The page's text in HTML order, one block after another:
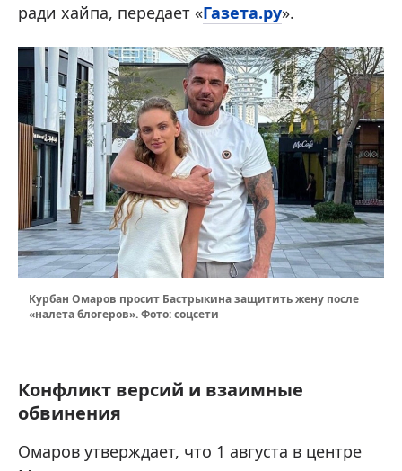
ради хайпа, передает «Газета.ру».
Курбан Омаров просит Бастрыкина защитить жену после
«налета блогеров». Фото: соцсети
Конфликт версий и взаимные
обвинения
Омаров утверждает, что 1 августа в центре